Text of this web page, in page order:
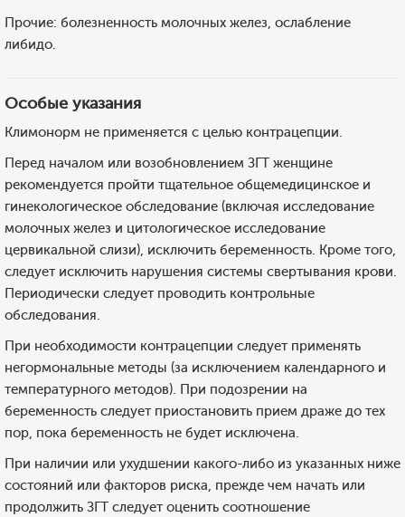
Прочие: болезненность молочных желез, ослабление
либидо.
Особые указания
Климонорм не применяется с целью контрацепции.
Перед началом или возобновлением ЗГТ женщине
рекомендуется пройти тщательное общемедицинское и
гинекологическое обследование (включая исследование
молочных желез и цитологическое исследование
цервикальной слизи), исключить беременность. Кроме того,
следует исключить нарушения системы свертывания крови.
Периодически следует проводить контрольные
обследования.
При необходимости контрацепции следует применять
негормональные методы (за исключением календарного и
температурного методов). При подозрении на
беременность следует приостановить прием драже до тех
пор, пока беременность не будет исключена.
При наличии или ухудшении какого-либо из указанных ниже
состояний или факторов риска, прежде чем начать или
продолжить ЗГТ следует оценить соотношение